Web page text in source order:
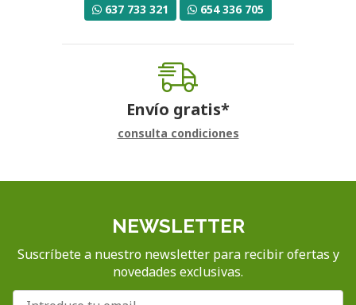
637 733 321
654 336 705
Envío gratis*
consulta condiciones
NEWSLETTER
Suscríbete a nuestro newsletter para recibir ofertas y
novedades exclusivas.